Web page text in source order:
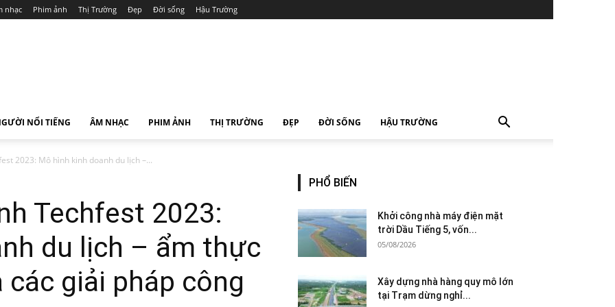
nhạc Phim ảnh Thị Trường Đẹp Đời sống Hậu Trường
NỔI TIẾNG ÂM NHẠC PHIM ẢNH THỊ TRƯỜNG ĐẸP ĐỜI SỐNG HẬU TRƯỜNG
2023: Mô hình kinh doanh du lịch –...
Techfest 2023:
du lịch – ẩm thực
giải pháp công
PHỔ BIẾN
Khởi công nhà máy điện mặt
trời Dầu Tiếng 5, vốn...
05/08/2026
Xây dựng nhà hàng quy mô lớn
tại Trạm dừng nghỉ...